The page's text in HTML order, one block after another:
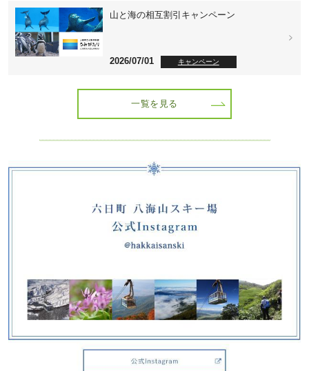
山と海の相互割引キャンペーン
2026/07/01 キャンペーン
一覧を見る